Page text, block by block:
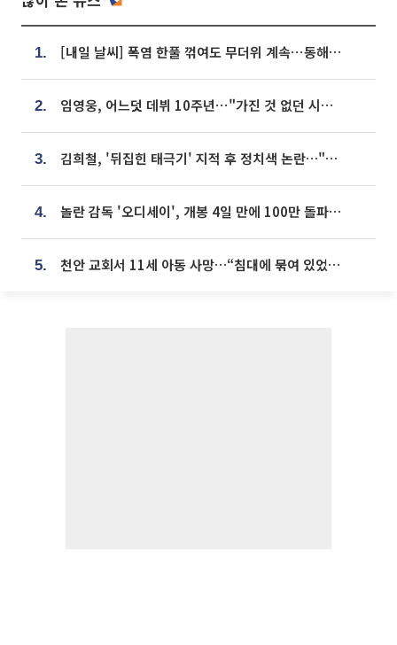
1. [내일 날씨] 폭염 한풀 꺾여도 무더위 계속⋯동해안 이틀 연속 비
2. 임영웅, 어느덧 데뷔 10주년⋯"가진 것 없던 시절, 내 앞엔 20명의 팬뿐"
3. 김희철, '뒤집힌 태극기' 지적 후 정치색 논란…"좌우 떠나 우리나라 국기"
4. 놀란 감독 '오디세이', 개봉 4일 만에 100만 돌파⋯'왕사남' 보다 빠르다
5. 천안 교회서 11세 아동 사망…“침대에 묶여 있었다” 진술 확보